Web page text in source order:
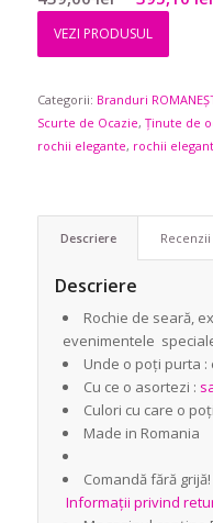
inițial
439,00 lei.
VEZI PRODUSUL
Categorii: Branduri
Scurte de Ocazie, Ținute de
rochii elegante, rochii
Descriere Recenzii
Descriere
Rochie de seară,
evenimentele
Unde o poți purta :
Cu ce o asortezi :
Culori cu care o
Made in Romania
Comandă fără
Informații privind